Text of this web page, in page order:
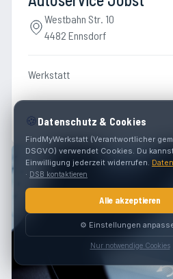
Westbahn Str. 10
4482 Ennsdorf
Werkstatt
🍪Datenschutz & Cookies
FindMyWerkstatt (Verantwortlicher
DSGVO) verwendet Cookies. Du
Einwilligung jederzeit widerrufen.
· DSB kontaktieren
Alle akzeptieren
⚙️ Einstellungen
Nur notwendige Cookies